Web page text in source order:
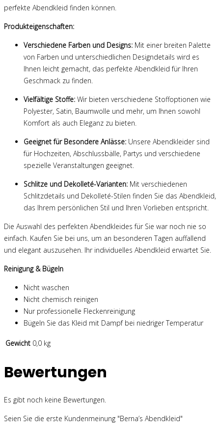
perfekte Abendkleid finden können.
Produkteigenschaften:
Verschiedene Farben und Designs: Mit einer breiten Palette
von Farben und unterschiedlichen Designdetails wird es
Ihnen leicht gemacht, das perfekte Abendkleid für Ihren
Geschmack zu finden.
Vielfältige Stoffe: Wir bieten verschiedene Stoffoptionen wie
Polyester, Satin, Baumwolle und mehr, um Ihnen sowohl
Komfort als auch Eleganz zu bieten.
Geeignet für Besondere Anlässe: Unsere Abendkleider sind
für Hochzeiten, Abschlussbälle, Partys und verschiedene
spezielle Veranstaltungen geeignet.
Schlitze und Dekolleté-Varianten: Mit verschiedenen
Schlitzdetails und Dekolleté-Stilen finden Sie das Abendkleid,
das Ihrem persönlichen Stil und Ihren Vorlieben entspricht.
Die Auswahl des perfekten Abendkleides für Sie war noch nie so
einfach. Kaufen Sie bei uns, um an besonderen Tagen auffallend
und elegant auszusehen. Ihr individuelles Abendkleid erwartet Sie.
Reinigung & Bügeln
Nicht waschen
Nicht chemisch reinigen
Nur professionelle Fleckenreinigung
Bügeln Sie das Kleid mit Dampf bei niedriger Temperatur
Gewicht 0,0 kg
Bewertungen
Es gibt noch keine Bewertungen.
Seien Sie die erste Kundenmeinung "Berna’s Abendkleid"